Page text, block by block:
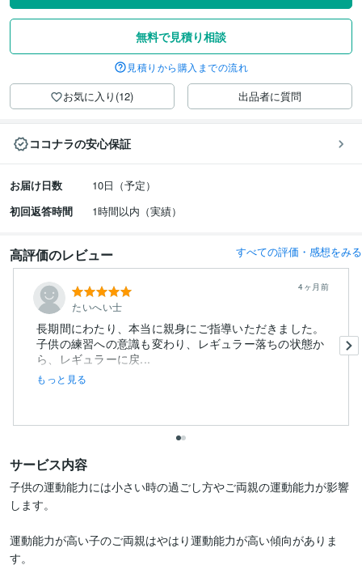
無料で見積り相談
見積りから購入までの流れ
お気に入り(12) 出品者に質問
ココナラの安心保証
お届け日数
10日（予定）
初回返答時間
1時間以内（実績）
高評価のレビュー すべての評価・感想をみる
たいへい士
4ヶ月前
長期間にわたり、本当に親身にご指導いただきました。
子供の練習への意識も変わり、レギュラー落ちの状態か
ら、レギュラーに戻...
もっと見る
サービス内容
子供の運動能力には小さい時の過ごし方やご両親の運動能力が影響
します。
運動能力が高い子のご両親はやはり運動能力が高い傾向がありま
す。